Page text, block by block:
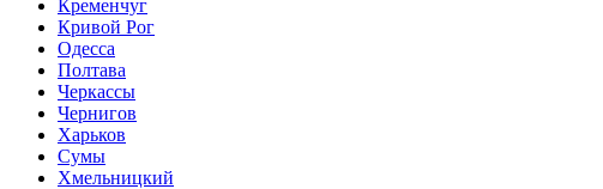
Кременчуг
Кривой Рог
Одесса
Полтава
Черкассы
Чернигов
Харьков
Сумы
Хмельницкий